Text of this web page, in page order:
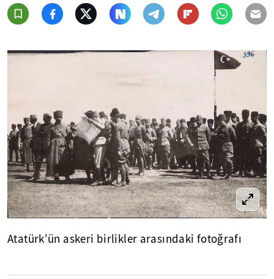
Atatürk'ün askeri birlikler arasındaki fotoğrafı